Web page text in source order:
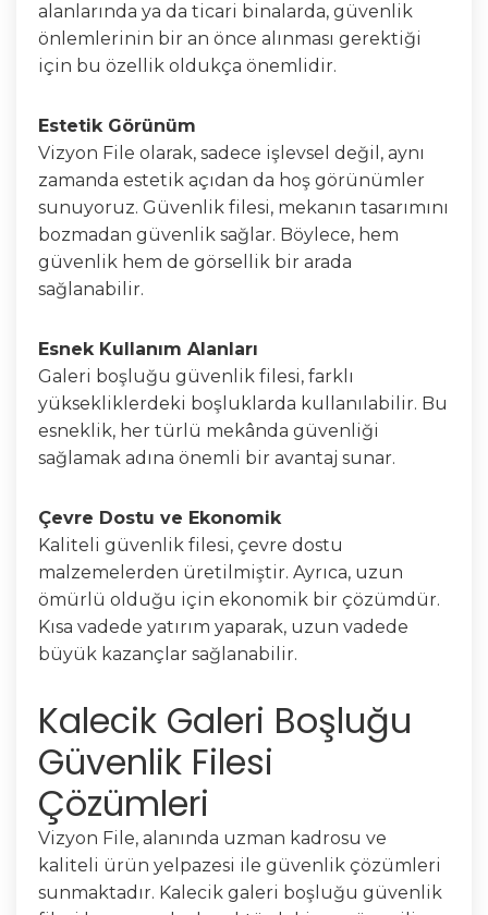
alanlarında ya da ticari binalarda, güvenlik
önlemlerinin bir an önce alınması gerektiği
için bu özellik oldukça önemlidir.
Estetik Görünüm
Vizyon File olarak, sadece işlevsel değil, aynı
zamanda estetik açıdan da hoş görünümler
sunuyoruz. Güvenlik filesi, mekanın tasarımını
bozmadan güvenlik sağlar. Böylece, hem
güvenlik hem de görsellik bir arada
sağlanabilir.
Esnek Kullanım Alanları
Galeri boşluğu güvenlik filesi, farklı
yüksekliklerdeki boşluklarda kullanılabilir. Bu
esneklik, her türlü mekânda güvenliği
sağlamak adına önemli bir avantaj sunar.
Çevre Dostu ve Ekonomik
Kaliteli güvenlik filesi, çevre dostu
malzemelerden üretilmiştir. Ayrıca, uzun
ömürlü olduğu için ekonomik bir çözümdür.
Kısa vadede yatırım yaparak, uzun vadede
büyük kazançlar sağlanabilir.
Kalecik Galeri Boşluğu
Güvenlik Filesi
Çözümleri
Vizyon File, alanında uzman kadrosu ve
kaliteli ürün yelpazesi ile güvenlik çözümleri
sunmaktadır. Kalecik galeri boşluğu güvenlik